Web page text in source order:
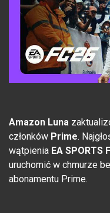
Amazon Luna
członków Prime.
wątpienia EA SPORTS
uruchomić w chmurze
abonamentu Prime.